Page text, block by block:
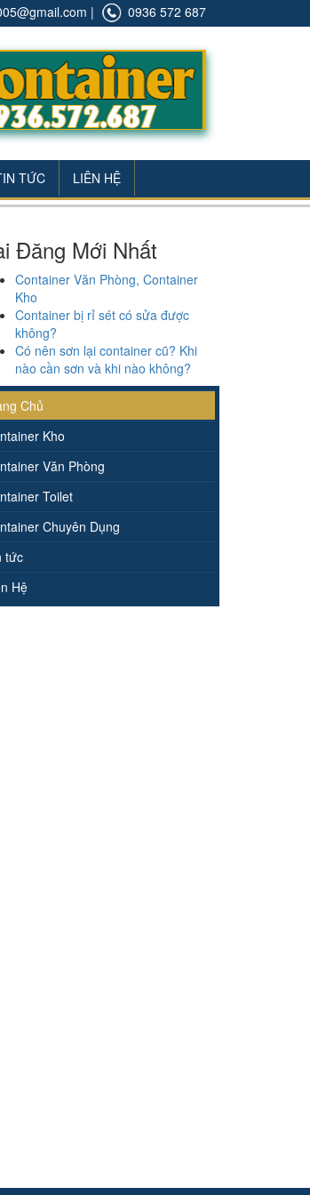
| 0936 572 687
TỨC LIÊN HỆ
Đăng Mới Nhất
Container Văn Phòng, Container
Kho
Container bị rỉ sét có sửa được
không?
Có nên sơn lại container cũ? Khi
nào cần sơn và khi nào không?
Chủ
Kho
Văn Phòng
Toilet
Chuyên Dụng
tức
Hệ